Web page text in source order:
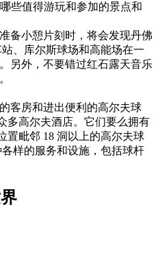
些值得游玩和参加的景点和
备小憩片刻时，将会发现丹佛
、库尔斯球场和高能场在一
另外，不要错过红石露天音乐
客房和进出便利的高尔夫球
多高尔夫酒店。它们要么拥有
置毗邻 18 洞以上的高尔夫球
样的服务和设施，包括球杆